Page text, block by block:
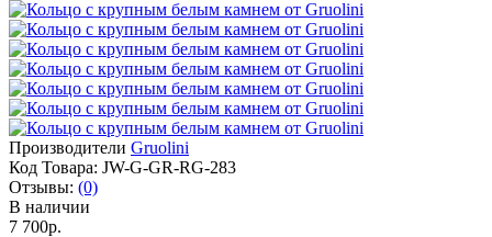
Производители Gruolini
Код Товара: JW-G-GR-RG-283
Отзывы: (0)
В наличии
7 700р.